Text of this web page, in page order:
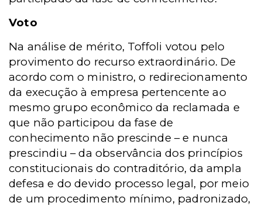
Voto
Na análise de mérito, Toffoli votou pelo
provimento do recurso extraordinário. De
acordo com o ministro, o redirecionamento
da execução à empresa pertencente ao
mesmo grupo econômico da reclamada e
que não participou da fase de
conhecimento não prescinde – e nunca
prescindiu – da observância dos princípios
constitucionais do contraditório, da ampla
defesa e do devido processo legal, por meio
de um procedimento mínimo, padronizado,